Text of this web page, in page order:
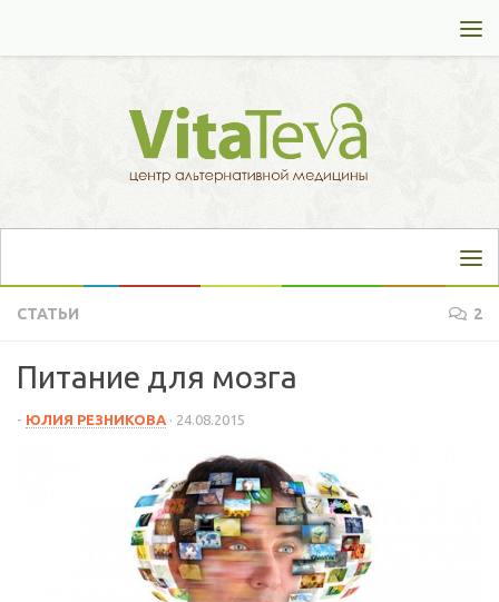
СТАТЬИ 2
Питание для мозга
- ЮЛИЯ РЕЗНИКОВА · 24.08.2015